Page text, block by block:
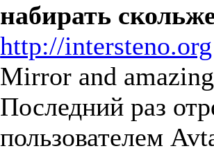
набирать
http://intersteno.org
Mirror and
Последний раз
пользователем